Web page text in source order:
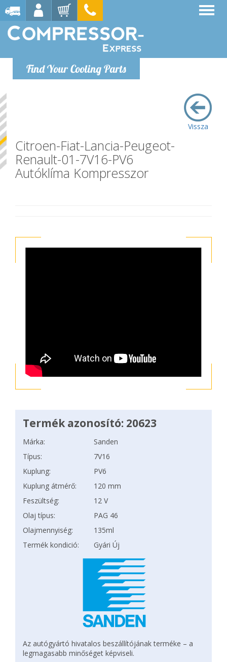
Find Your Cooling Parts
Vissza
Citroen-Fiat-Lancia-Peugeot-
Renault-01-7V16-PV6
Autóklíma Kompresszor
Termék azonosító: 20623
Márka:
Sanden
Típus:
7V16
Kuplung:
PV6
Kuplung átmérő:
120 mm
Feszültség:
12 V
Olaj típus:
PAG 46
Olajmennyiség:
135ml
Termék kondició:
Gyári Új
Az autógyártó hivatalos beszállítójának terméke – a
legmagasabb minőséget képviseli.